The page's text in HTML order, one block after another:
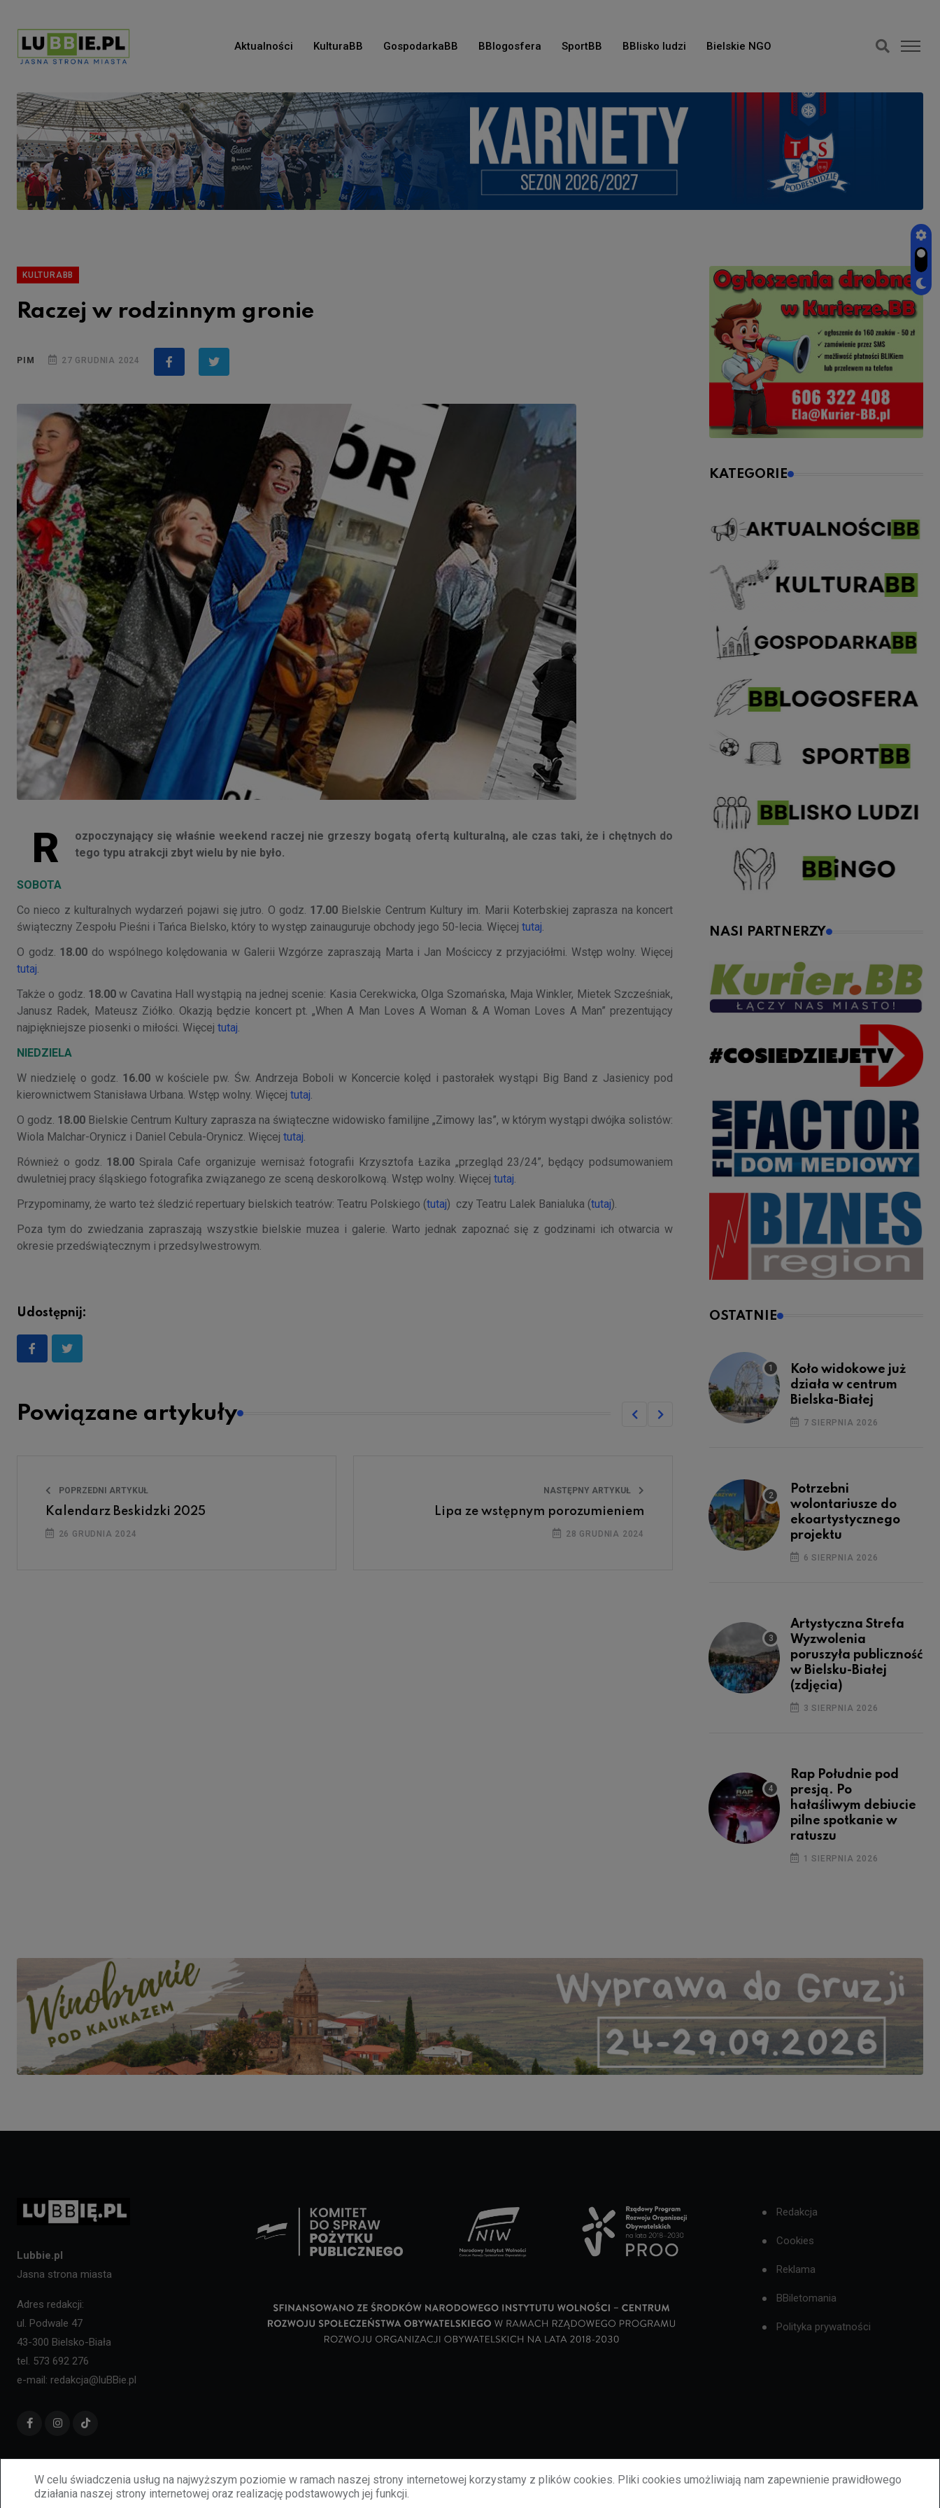
W celu świadczenia usług na najwyższym poziomie w ramach naszej strony internetowej korzystamy z plików cookies. Pliki cookies umożliwiają nam zapewnienie prawidłowego
działania naszej strony internetowej oraz realizację podstawowych jej funkcji.
Aktualności KulturaBB GospodarkaBB BBlogosfera SportBB BBlisko ludzi Bielskie NGO
KULTURABB
Raczej w rodzinnym gronie
PIM 27 GRUDNIA 2024
R
ozpoczynający się właśnie weekend raczej nie grzeszy bogatą ofertą kulturalną, ale czas taki, że i chętnych do
tego typu atrakcji zbyt wielu by nie było.
SOBOTA
Co nieco z kulturalnych wydarzeń pojawi się jutro. O godz. 17.00 Bielskie Centrum Kultury im. Marii Koterbskiej zaprasza na koncert
świąteczny Zespołu Pieśni i Tańca Bielsko, który to występ zainauguruje obchody jego 50-lecia. Więcej tutaj
O godz. 18.00 do wspólnego kolędowania w Galerii Wzgórze zapraszają Marta i Jan Mościccy z przyjaciółmi. Wstęp wolny. Więcej
tutaj
Także o godz. 18.00 w Cavatina Hall wystąpią na jednej scenie: Kasia Cerekwicka, Olga Szomańska, Maja Winkler, Mietek Szcześniak,
Janusz Radek, Mateusz Ziółko. Okazją będzie koncert pt. „When A Man Loves A Woman & A Woman Loves A Man” prezentujący
najpiękniejsze piosenki o miłości. Więcej tutaj
NIEDZIELA
W niedzielę o godz. 16.00 w kościele pw. Św. Andrzeja Boboli w Koncercie kolęd i pastorałek wystąpi Big Band z Jasienicy pod
kierownictwem Stanisława Urbana. Wstęp wolny. Więcej tutaj
O godz. 18.00 Bielskie Centrum Kultury zaprasza na świąteczne widowisko familijne „Zimowy las”, w którym wystąpi dwójka solistów:
Wiola Malchar-Orynicz i Daniel Cebula-Orynicz. Więcej tutaj
Również o godz. 18.00 Spirala Cafe organizuje wernisaż fotografii Krzysztofa Łazika „przegląd 23/24”, będący podsumowaniem
dwuletniej pracy śląskiego fotografika związanego ze sceną deskorolkową. Wstęp wolny. Więcej tutaj
Przypominamy, że warto też śledzić repertuary bielskich teatrów: Teatru Polskiego (tutaj) czy Teatru Lalek Banialuka (tutaj).
Poza tym do zwiedzania zapraszają wszystkie bielskie muzea i galerie. Warto jednak zapoznać się z godzinami ich otwarcia w
okresie przedświątecznym i przedsylwestrowym.
Udostępnij:
Powiązane artykuły
POPRZEDNI ARTYKUŁ
Kalendarz Beskidzki 2025
26 GRUDNIA 2024
NASTĘPNY ARTYKUŁ
Lipa ze wstępnym porozumieniem
28 GRUDNIA 2024
KATEGORIE
NASI PARTNERZY
OSTATNIE
Koło widokowe już
działa w centrum
Bielska-Białej
7 SIERPNIA 2026
Potrzebni
wolontariusze do
ekoartystycznego
projektu
6 SIERPNIA 2026
Artystyczna Strefa
Wyzwolenia
poruszyła publiczność
w Bielsku-Białej
(zdjęcia)
3 SIERPNIA 2026
Rap Południe pod
presją. Po
hałaśliwym debiucie
pilne spotkanie w
ratuszu
1 SIERPNIA 2026
Lubbie.pl
Jasna strona miasta
Adres redakcji:
ul. Podwale 47
43-300 Bielsko-Biała
tel. 573 692 276
e-mail: redakcja@luBBie.pl
Redakcja
Cookies
Reklama
BBiletomania
Polityka prywatności